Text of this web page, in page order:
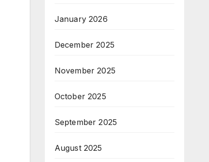
January 2026
December 2025
November 2025
October 2025
September 2025
August 2025